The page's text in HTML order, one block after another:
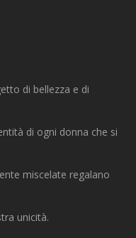
di bellezza e di
di ogni donna che si
miscelate regalano
unicità.